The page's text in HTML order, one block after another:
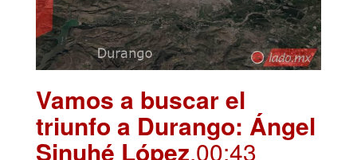
Vamos a buscar el
triunfo a Durango: Ángel
Sinuhé López.00:43